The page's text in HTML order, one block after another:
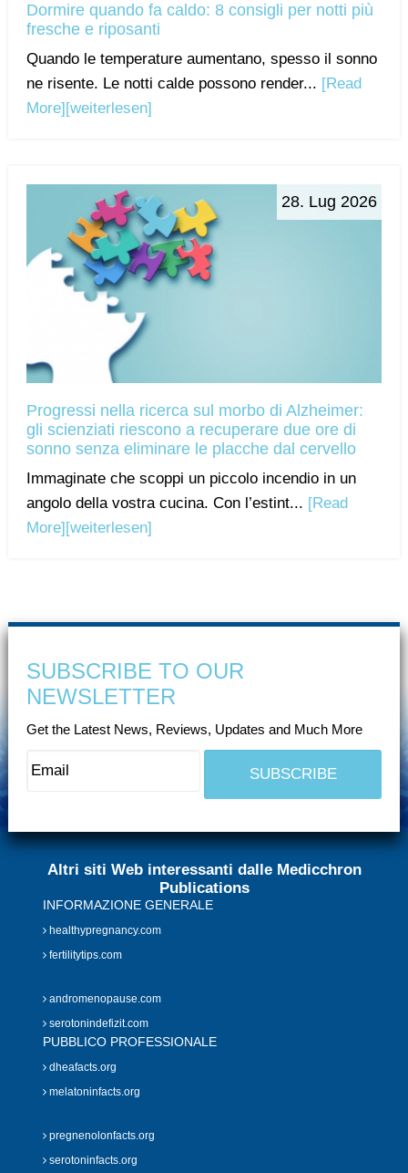
Dormire quando fa caldo: 8 consigli per notti più
fresche e riposanti
Quando le temperature aumentano, spesso il sonno
ne risente. Le notti calde possono render... [Read
More][weiterlesen]
28. Lug 2026
Progressi nella ricerca sul morbo di Alzheimer:
gli scienziati riescono a recuperare due ore di
sonno senza eliminare le placche dal cervello
Immaginate che scoppi un piccolo incendio in un
angolo della vostra cucina. Con l’estint... [Read
More][weiterlesen]
SUBSCRIBE TO OUR
NEWSLETTER
Get the Latest News, Reviews, Updates and Much More
Altri siti Web interessanti dalle Medicchron
Publications
INFORMAZIONE GENERALE
healthypregnancy.com
fertilitytips.com
andromenopause.com
serotonindefizit.com
PUBBLICO PROFESSIONALE
dheafacts.org
melatoninfacts.org
pregnenolonfacts.org
serotoninfacts.org